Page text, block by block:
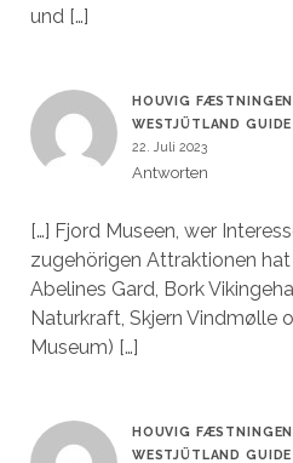
und […]
HOUVIG
WESTJÜTLAND
22. Juli 2023
Antworten
[…] Fjord Museen, wer
zugehörigen Attraktionen hat
Abelines Gard, Bork
Naturkraft, Skjern Vindmølle
Museum) […]
HOUVIG
WESTJÜTLAND